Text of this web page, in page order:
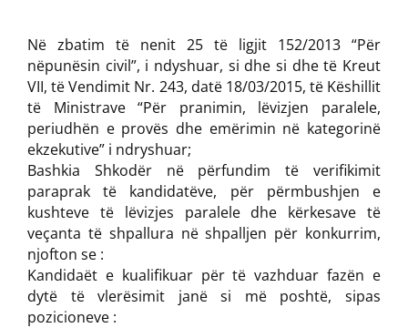
Në zbatim të nenit 25 të ligjit 152/2013 “Për
nëpunësin civil”, i ndyshuar, si dhe si dhe të Kreut
VII, të Vendimit Nr. 243, datë 18/03/2015, të Këshillit
të Ministrave “Për pranimin, lëvizjen paralele,
periudhën e provës dhe emërimin në kategorinë
ekzekutive” i ndryshuar;
Bashkia Shkodër në përfundim të verifikimit
paraprak të kandidatëve, për përmbushjen e
kushteve të lëvizjes paralele dhe kërkesave të
veçanta të shpallura në shpalljen për konkurrim,
njofton se :
Kandidaët e kualifikuar për të vazhduar fazën e
dytë të vlerësimit janë si më poshtë, sipas
pozicioneve :